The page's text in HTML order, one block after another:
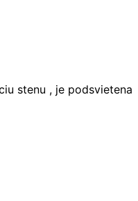
stenu , je podsvietena